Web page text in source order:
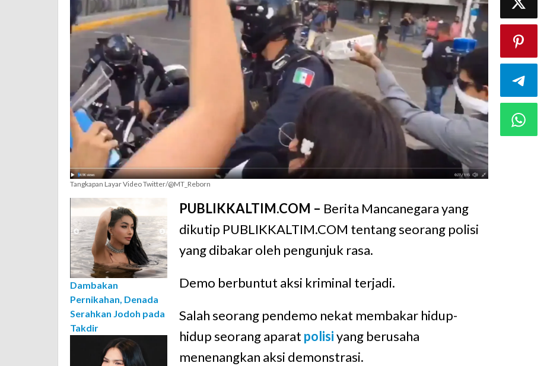
Tangkapan Layar Video Twitter/@MT_Reborn
Dambakan
Pernikahan, Denada
Serahkan Jodoh pada
Takdir
PUBLIKKALTIM.COM – Berita Mancanegara yang
dikutip PUBLIKKALTIM.COM tentang seorang polisi
yang dibakar oleh pengunjuk rasa.
Demo berbuntut aksi kriminal terjadi.
Salah seorang pendemo nekat membakar hidup-
hidup seorang aparat polisiyang berusaha
menenangkan aksi demonstrasi.